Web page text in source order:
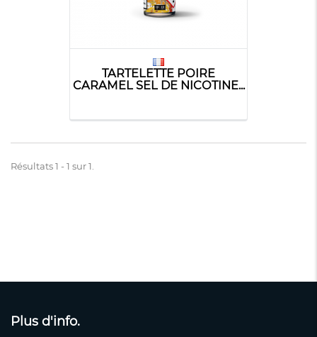
TARTELETTE POIRE
CARAMEL SEL DE NICOTINE...
Résultats 1 - 1 sur 1.
Plus d'info.